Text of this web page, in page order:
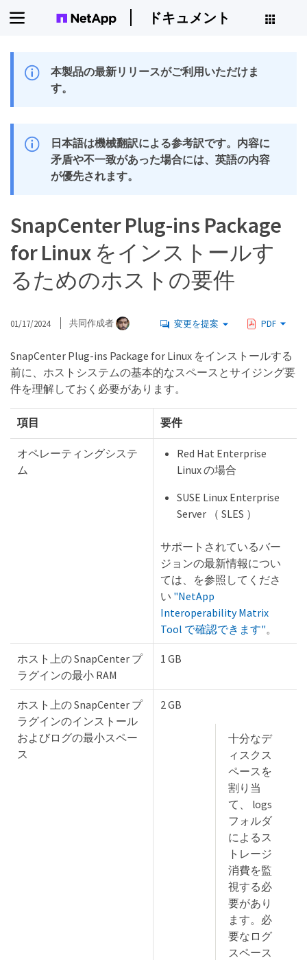
ドキュメント
本製品の最新リリースがご利用いただけま
す。
日本語は機械翻訳による参考訳です。内容に
矛盾や不一致があった場合には、英語の内容
が優先されます。
SnapCenter Plug-ins Package
for Linux をインストールす
るためのホストの要件
01/17/2024 共同作成者 変更を提案 PDF
SnapCenter Plug-ins Package for Linux をインストールする
前に、ホストシステムの基本的なスペースとサイジング要
件を理解しておく必要があります。
項目 要件
オペレーティングシステ
ム
Red Hat Enterprise
Linux の場合
SUSE Linux Enterprise
Server （ SLES ）
サポートされているバー
ジョンの最新情報につい
ては、を参照してくださ
い "NetApp
Interoperability Matrix
Tool で確認できます"。
ホスト上の SnapCenter プ
ラグインの最小 RAM
1 GB
ホスト上の SnapCenter プ
ラグインのインストール
およびログの最小スペー
ス
2 GB
十分なデ
ィスクス
ペースを
割り当
て、 logs
フォルダ
によるス
トレージ
消費を監
視する必
要があり
ます。必
要なログ
スペース